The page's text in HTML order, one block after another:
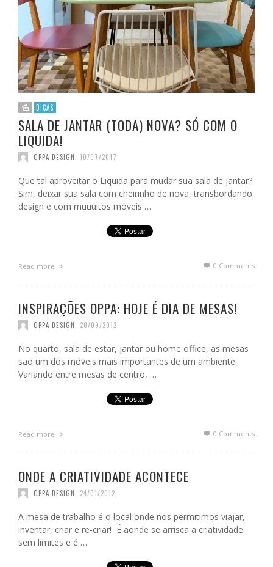
DICAS
SALA DE JANTAR (TODA) NOVA? SÓ COM O
LIQUIDA!
OPPA DESIGN 10/07/2017
Que tal aproveitar o Liquida para mudar sua sala de jantar?
Sim, deixar sua sala com cheirinho de nova, transbordando
design e com muuuitos móveis …
Read more 0 Comments
INSPIRAÇÕES OPPA: HOJE É DIA DE MESAS!
OPPA DESIGN 20/09/2012
No quarto, sala de estar, jantar ou home office, as mesas
são um dos móveis mais importantes de um ambiente.
Variando entre mesas de centro, …
Read more 0 Comments
ONDE A CRIATIVIDADE ACONTECE
OPPA DESIGN 24/01/2012
A mesa de trabalho é o local onde nos permitimos viajar,
inventar, criar e re-criar! É aonde se arrisca a criatividade
sem limites e é …